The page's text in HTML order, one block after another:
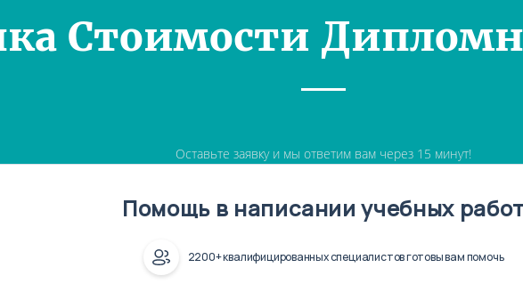
Стоимости
Оставьте заявку и мы ответим вам через 15 минут!
Помощь в написании учебных
2200+ квалифицированных специалистов готовы вам помочь